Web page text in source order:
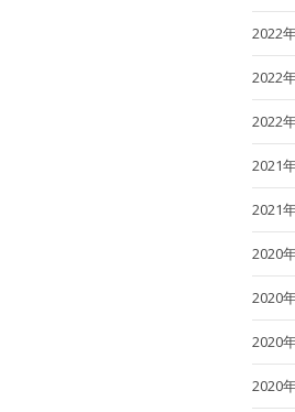
2022
2022
2022
2021
2021
2020
2020
2020
2020